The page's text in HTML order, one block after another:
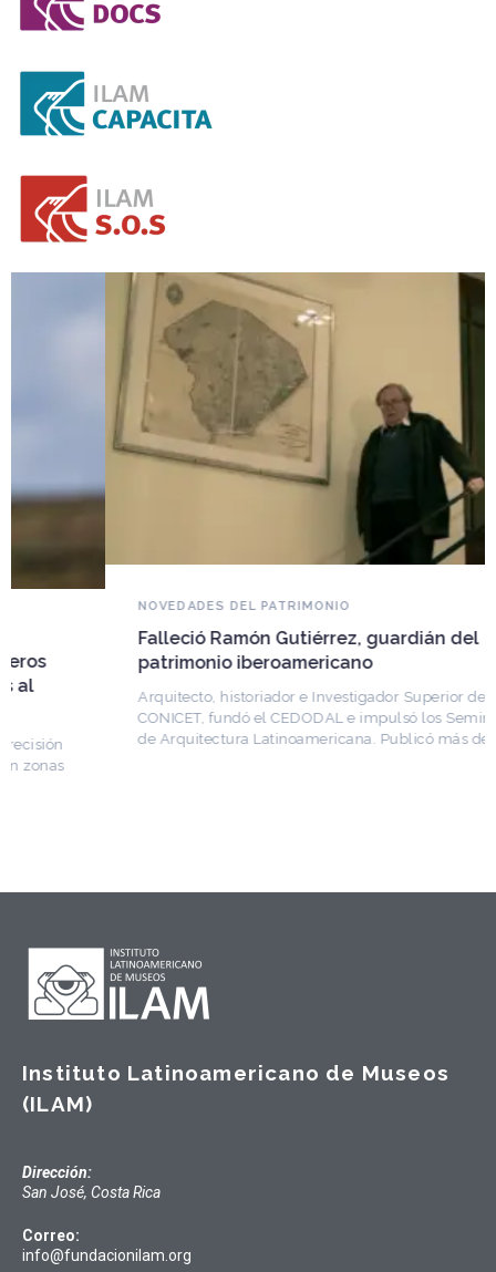
NOVEDADES DEL PATRIMONIO
Falleció Ramón Gutiérrez, guardián del
patrimonio iberoamericano
Arquitecto, historiador e Investigador Superior del
CONICET, fundó el CEDODAL e impulsó los Seminarios
de Arquitectura Latinoamericana. Publicó más de
Instituto Latinoamericano de Museos
(ILAM)
Dirección:
San José, Costa Rica
Correo:
info@fundacionilam.org